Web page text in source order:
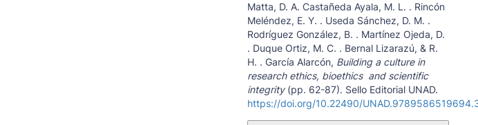
Matta, D. A. Castañeda Ayala, M. L. . Rincón
Meléndez, E. Y. . Useda Sánchez, D. M. .
Rodríguez González, B. . Martínez Ojeda, D.
. Duque Ortiz, M. C. . Bernal Lizarazú, & R.
H. . García Alarcón, Building a culture in
research ethics, bioethics and scientific
integrity(pp. 62-87). Sello Editorial UNAD.
https://doi.org/10.22490/